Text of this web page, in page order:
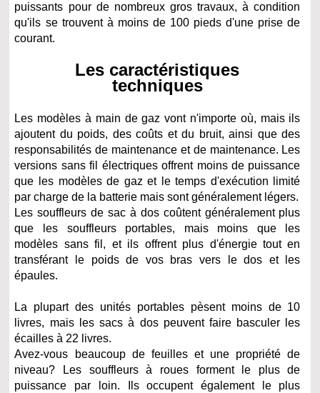
puissants pour de nombreux gros travaux, à condition
qu'ils se trouvent à moins de 100 pieds d'une prise de
courant.
Les caractéristiques
techniques
Les modèles à main de gaz vont n'importe où, mais ils
ajoutent du poids, des coûts et du bruit, ainsi que des
responsabilités de maintenance et de maintenance. Les
versions sans fil électriques offrent moins de puissance
que les modèles de gaz et le temps d'exécution limité
par charge de la batterie mais sont généralement légers.
Les souffleurs de sac à dos coûtent généralement plus
que les souffleurs portables, mais moins que les
modèles sans fil, et ils offrent plus d'énergie tout en
transférant le poids de vos bras vers le dos et les
épaules.
La plupart des unités portables pèsent moins de 10
livres, mais les sacs à dos peuvent faire basculer les
écailles à 22 livres.
Avez-vous beaucoup de feuilles et une propriété de
niveau? Les souffleurs à roues forment le plus de
puissance par loin. Ils occupent également le plus